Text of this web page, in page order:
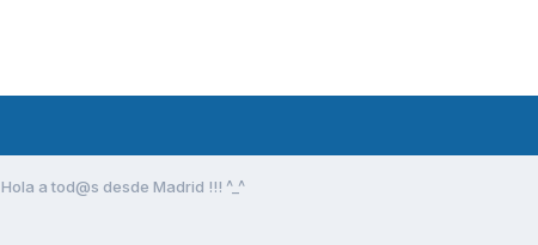
Hola a tod@s desde Madrid !!! ^_^